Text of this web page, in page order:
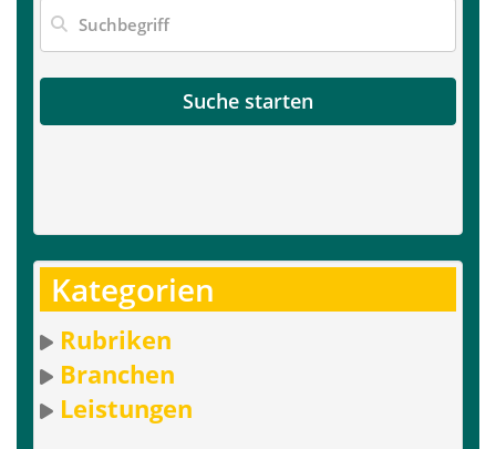
Suche starten
Kategorien
Rubriken
Branchen
Leistungen